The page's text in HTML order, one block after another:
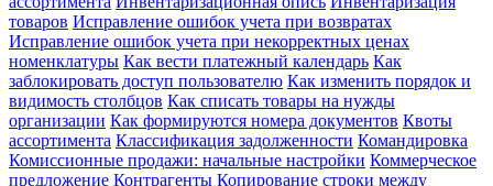
товаров Исправление ошибок учета при возвратах
Исправление ошибок учета при некорректных ценах
номенклатуры Как вести платежный календарь Как
заблокировать доступ пользователю Как изменить порядок и
видимость столбцов Как списать товары на нужды
организации Как формируются номера документов Квоты
ассортимента Классификация задолженности Командировка
Комиссионные продажи: начальные настройки Коммерческое
предложение Контрагенты Копирование строки между